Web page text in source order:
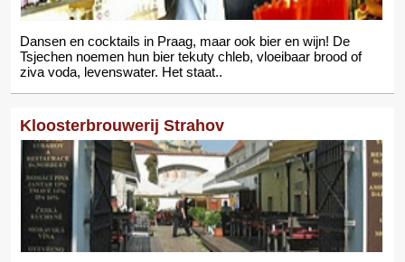
Dansen en cocktails in Praag, maar ook bier en wijn! De
Tsjechen noemen hun bier tekuty chleb, vloeibaar brood of
ziva voda, levenswater. Het staat..
Kloosterbrouwerij Strahov